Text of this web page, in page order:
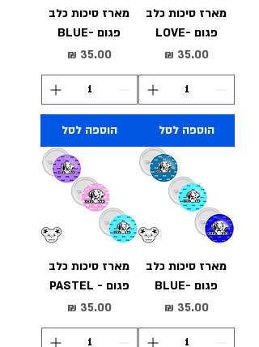
מארז סיכות כלב
פגום -LOVE
מחיר‏35.00 ‏₪
הוספה לסל
מארז סיכות כלב
פגום -BLUE
מחיר‏35.00 ‏₪
הוספה לסל
מארז סיכות כלב
פגום -BLUE
מחיר‏35.00 ‏₪
מארז סיכות כלב
פגום - PASTEL
מחיר‏35.00 ‏₪